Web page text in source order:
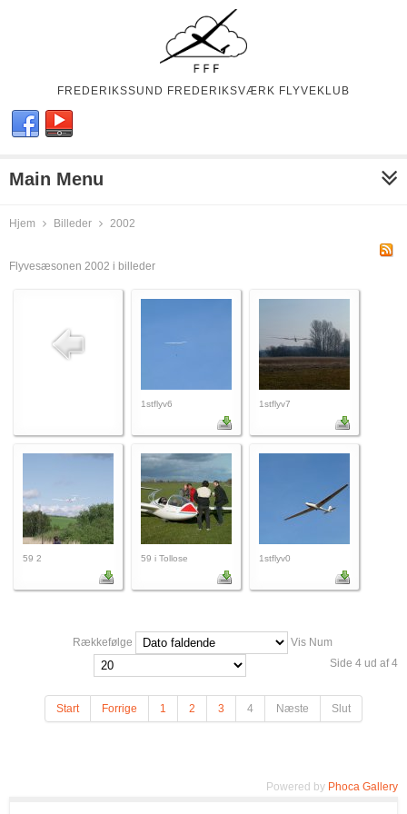
FREDERIKSSUND FREDERIKSVÆRK FLYVEKLUB
Main Menu
Hjem Billeder 2002
Flyvesæsonen 2002 i billeder
1stflyv6 1stflyv7
59 2 59 i Tollose 1stflyv0
Rækkefølge
Vis Num
Side 4 ud af 4
Start Forrige 1 2 3 4 Næste Slut
Powered by Phoca Gallery